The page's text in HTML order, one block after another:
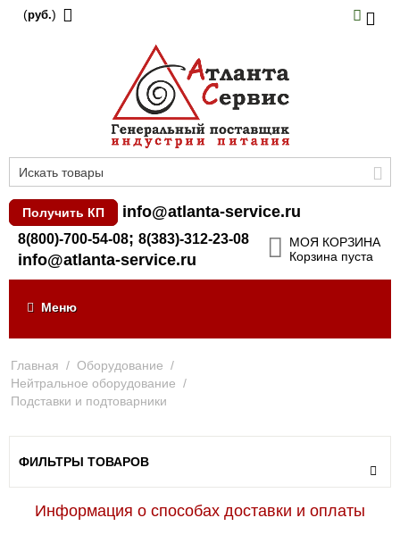
(руб.)
Получить КП info@atlanta-service.ru
8(800)-700-54-08; 8(383)-312-23-08
info@atlanta-service.ru
МОЯ КОРЗИНА
Корзина пуста
Меню
Главная / Оборудование /
Нейтральное оборудование /
Подставки и подтоварники
ФИЛЬТРЫ ТОВАРОВ
Информация о способах доставки и оплаты